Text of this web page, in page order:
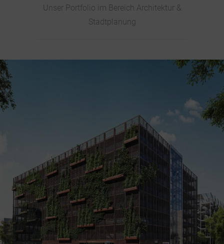
Unser Portfolio im Bereich Architektur &
Stadtplanung